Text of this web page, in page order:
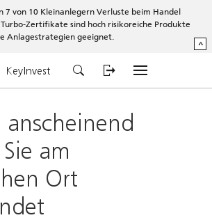
7 von 10 Kleinanlegern Verluste beim Handel
Zertifikate sind hoch risikoreiche Produkte
Anlagestrategien geeignet.
^
KeyInvest
anscheinend
am
Ort